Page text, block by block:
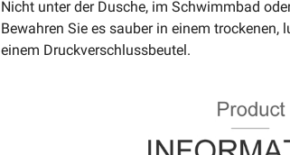
Nicht unter der Dusche, im Schwimmbad
Bewahren Sie es sauber in einem trockenen,
einem Druckverschlussbeutel.